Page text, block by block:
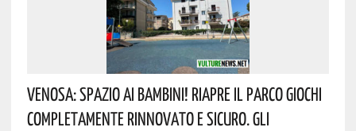
Venosa: Spazio Ai Bambini! Riapre Il Parco Giochi
Completamente Rinnovato E Sicuro. Gli